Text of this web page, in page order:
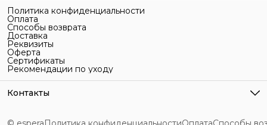
Политика конфиденциальности
Оплата
Способы возврата
Доставка
Реквизиты
Оферта
Сертификаты
Рекомендации по уходу
Контакты